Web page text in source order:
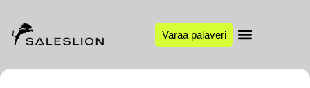
Varaa palaveri